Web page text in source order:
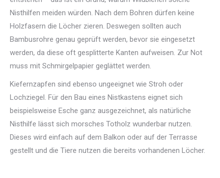
Nisthilfen meiden würden. Nach dem Bohren dürfen keine
Holzfasern die Löcher zieren. Deswegen sollten auch
Bambusrohre genau geprüft werden, bevor sie eingesetzt
werden, da diese oft gesplitterte Kanten aufweisen. Zur Not
muss mit Schmirgelpapier geglättet werden.
Kiefernzapfen sind ebenso ungeeignet wie Stroh oder
Lochziegel. Für den Bau eines Nistkastens eignet sich
beispielsweise Esche ganz ausgezeichnet, als natürliche
Nisthilfe lässt sich morsches Totholz wunderbar nutzen.
Dieses wird einfach auf dem Balkon oder auf der Terrasse
gestellt und die Tiere nutzen die bereits vorhandenen Löcher.